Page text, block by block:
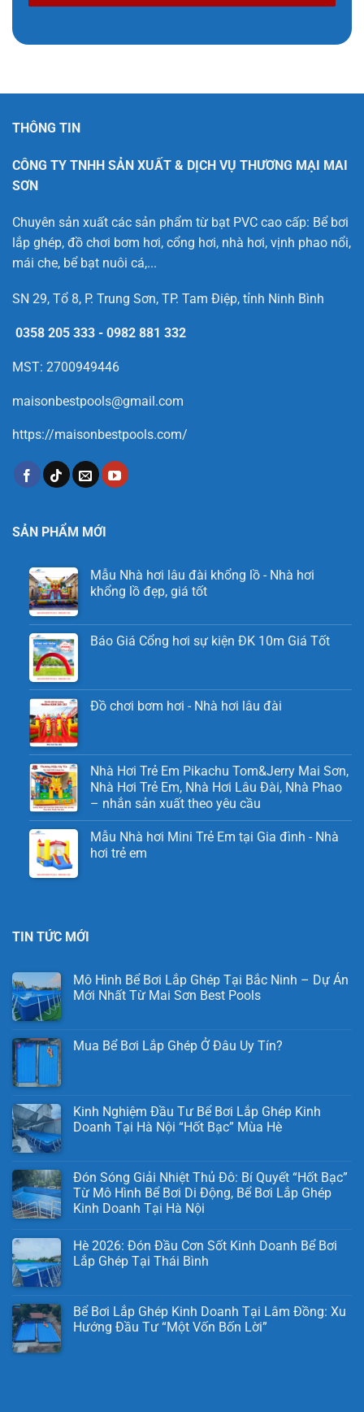
THÔNG TIN
CÔNG TY TNHH SẢN XUẤT & DỊCH VỤ THƯƠNG MẠI MAI
SƠN
Chuyên sản xuất các sản phẩm từ bạt PVC cao cấp: Bể bơi
lắp ghép, đồ chơi bơm hơi, cổng hơi, nhà hơi, vịnh phao nổi,
mái che, bể bạt nuôi cá,...
SN 29, Tổ 8, P. Trung Sơn, TP. Tam Điệp, tỉnh Ninh Bình
0358 205 333 - 0982 881 332
MST: 2700949446
maisonbestpools@gmail.com
https://maisonbestpools.com/
SẢN PHẨM MỚI
Mẫu Nhà hơi lâu đài khổng lồ - Nhà hơi
khổng lồ đẹp, giá tốt
Báo Giá Cổng hơi sự kiện ĐK 10m Giá Tốt
Đồ chơi bơm hơi - Nhà hơi lâu đài
Nhà Hơi Trẻ Em Pikachu Tom&Jerry Mai Sơn,
Nhà Hơi Trẻ Em, Nhà Hơi Lâu Đài, Nhà Phao
– nhắn sản xuất theo yêu cầu
Mẫu Nhà hơi Mini Trẻ Em tại Gia đình - Nhà
hơi trẻ em
TIN TỨC MỚI
Mô Hình Bể Bơi Lắp Ghép Tại Bắc Ninh – Dự Án
Mới Nhất Từ Mai Sơn Best Pools
Mua Bể Bơi Lắp Ghép Ở Đâu Uy Tín?
Kinh Nghiệm Đầu Tư Bể Bơi Lắp Ghép Kinh
Doanh Tại Hà Nội “Hốt Bạc” Mùa Hè
Đón Sóng Giải Nhiệt Thủ Đô: Bí Quyết “Hốt Bạc”
Từ Mô Hình Bể Bơi Di Động, Bể Bơi Lắp Ghép
Kinh Doanh Tại Hà Nội
Hè 2026: Đón Đầu Cơn Sốt Kinh Doanh Bể Bơi
Lắp Ghép Tại Thái Bình
Bể Bơi Lắp Ghép Kinh Doanh Tại Lâm Đồng: Xu
Hướng Đầu Tư “Một Vốn Bốn Lời”